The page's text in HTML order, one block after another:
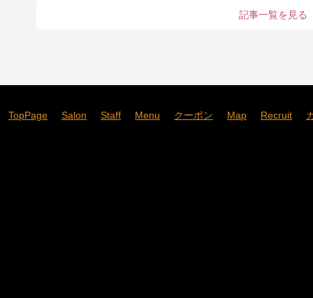
記事一覧を見る
TopPage Salon Staff Menu クーポン Map Recruit